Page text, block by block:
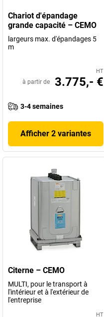
Chariot d'épandage
grande capacité – CEMO
largeurs max. d'épandages 5
m
HT
à partir de 3.775,- €
3-4 semaines
Afficher 2 variantes
Citerne – CEMO
MULTI, pour le transport à
l'intérieur et à l'extérieur de
l'entreprise
HT